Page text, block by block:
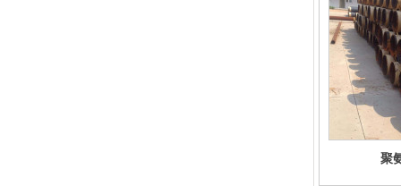
聚